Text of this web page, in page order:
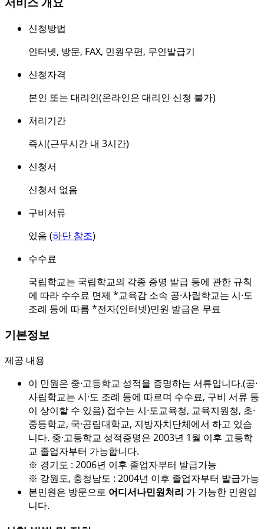
신청방법
인터넷, 방문, FAX, 민원우편, 무인발급기
신청자격
본인 또는 대리인(온라인은 대리인 신청 불가)
처리기간
즉시(근무시간 내 3시간)
신청서
신청서 없음
구비서류
있음 (하단 참조)
수수료
국립학교는 국립학교의 각종 증명 발급 등에 관한 규칙
에 따라 수수료 면제 *교육감 소속 공·사립학교는 시·도
조례 등에 따름 *전자(인터넷)민원 발급은 무료
기본정보
제공 내용
이 민원은 중·고등학교 성적을 증명하는 서류입니다.(공·
사립학교는 시·도 조례 등에 따르며 수수료, 구비 서류 등
이 상이할 수 있음) 접수는 시·도교육청, 교육지원청, 초·
중등학교, 국·공립대학교, 지방자치단체에서 하고 있습
니다. 중·고등학교 성적증명은 2003년 1월 이후 고등학
교 졸업자부터 가능합니다.
※ 경기도 : 2006년 이후 졸업자부터 발급가능
※ 강원도, 충청남도 : 2004년 이후 졸업자부터 발급가능
본민원은 방문으로 어디서나민원처리 가 가능한 민원입
니다.